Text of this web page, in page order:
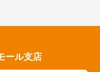
ール支店